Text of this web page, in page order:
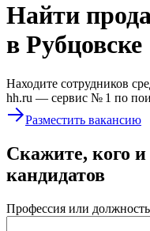
Найти
в Рубцовске
Находите сотрудников
hh.ru — сервис № 1 по
Разместить вакансию
Скажите, кого
кандидатов
Профессия или должность